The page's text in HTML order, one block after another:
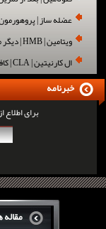
عضله ساز |
ویتامین | HMB | دیگر محصولات
ال کارنیتین | CLA | کافئین
برای اطلاع
خبرنامه